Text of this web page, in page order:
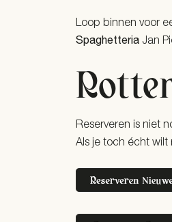
Loop binnen voor
SpaghetteriaJan
Reserveren is niet
Als je toch écht wilt